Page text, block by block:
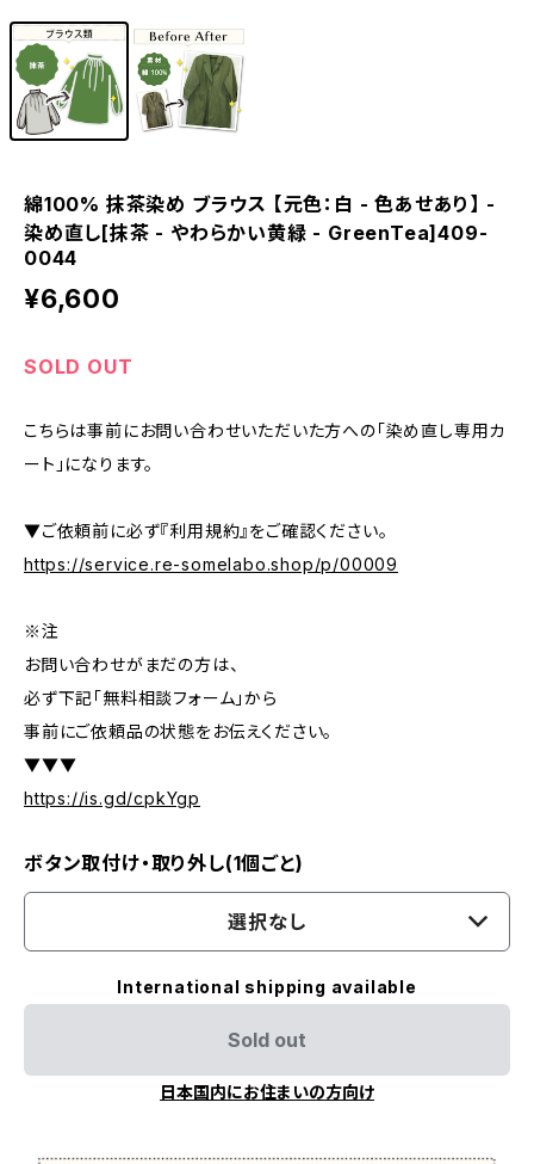
綿100% 抹茶染め ブラウス 【元色：白 - 色あせあり】 -
染め直し[抹茶 - やわらかい黄緑 - GreenTea]409-
0044
¥6,600
SOLD OUT
こちらは事前にお問い合わせいただいた方への「染め直し専用カ
ート」になります。
▼ご依頼前に必ず『利用規約』をご確認ください。
https://service.re-somelabo.shop/p/00009
※注
お問い合わせがまだの方は、
必ず下記「無料相談フォーム」から
事前にご依頼品の状態をお伝えください。
▼▼▼
https://is.gd/cpkYgp
ボタン取付け・取り外し(1個ごと)
選択なし
International shipping available
Sold out
日本国内にお住まいの方向け